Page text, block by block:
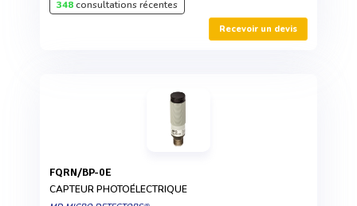
348consultations récentes
Recevoir un devis
FQRN/BP-0E
CAPTEUR PHOTOÉLECTRIQUE